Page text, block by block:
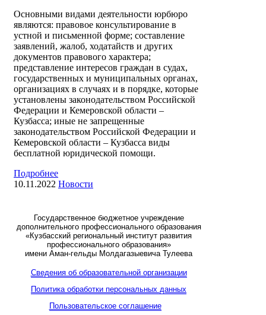
Основными видами деятельности юрбюро
являются: правовое консультирование в
устной и письменной форме; составление
заявлений, жалоб, ходатайств и других
документов правового характера;
представление интересов граждан в судах,
государственных и муниципальных органах,
организациях в случаях и в порядке, которые
установлены законодательством Российской
Федерации и Кемеровской области –
Кузбасса; иные не запрещенные
законодательством Российской Федерации и
Кемеровской области – Кузбасса виды
бесплатной юридической помощи.
Подробнее
10.11.2022 Новости
Государственное бюджетное учреждение
дополнительного профессионального образования
«Кузбасский региональный институт развития
профессионального образования»
имени Аман-гельды Молдагазыевича Тулеева
Сведения об образовательной организации
Политика обработки персональных данных
Пользовательское соглашение